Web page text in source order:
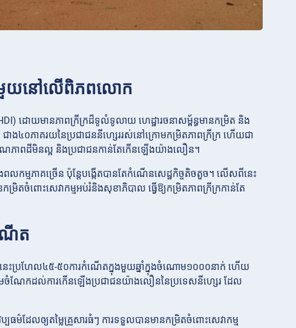
តមួយនៅលើពិភពលោក
ដោយមានភាពក្រីក្រដ៏ទូលំទូលាយ ហេដ្ឋារចនាសម្ព័ន្ធមានកម្រិត និង
ជាង៤០ភាគរយនៃប្រជាជននីហ្សេររស់នៅក្រោមកម្រិតភាពក្រីក្រ ហើយជា
ាពដីមិនល្អ និងប្រជាជនកាន់តែកើនឡើងយ៉ាងលឿន។
លកម្មភាគច្រើន ប៉ុន្តែបង្កើតបានតែកំណើនសេដ្ឋកិច្ចតិចតួច។ លើសពីនេះ
តចំពោះសេវាកម្មអប់រំនិងសុខាភិបាល ធ្វើឱ្យកម្រិតភាពក្រីក្រកាន់តែ
ើត
ះប្រហែល៤៥-៥០ការកំណើតក្នុងមួយឆ្នាំក្នុងចំណោម១០០០នាក់ ហើយ
រួមចំណែកដល់ការកើនឡើងប្រជាជនយ៉ាងលឿននៃប្រទេសនីហ្សេរ ដែល
ធម៌ដែលឲ្យតម្លៃគ្រួសារធំៗ ការទទួលបានមានកម្រិតចំពោះសេវាកម្ម